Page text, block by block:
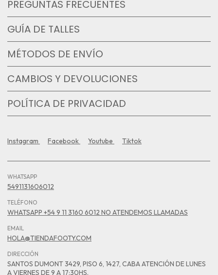
PREGUNTAS FRECUENTES
GUÍA DE TALLES
MÉTODOS DE ENVÍO
CAMBIOS Y DEVOLUCIONES
POLÍTICA DE PRIVACIDAD
Instagram Facebook Youtube Tiktok
WHATSAPP
5491131606012
TELÉFONO
WHATSAPP +54 9 11 3160 6012 NO ATENDEMOS LLAMADAS
EMAIL
HOLA@TIENDAFOOTY.COM
DIRECCIÓN
SANTOS DUMONT 3429, PISO 6, 1427, CABA ATENCIÓN DE LUNES
A VIERNES DE 9 A 17:30HS.